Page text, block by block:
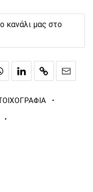
κανάλι μας στο
·
·